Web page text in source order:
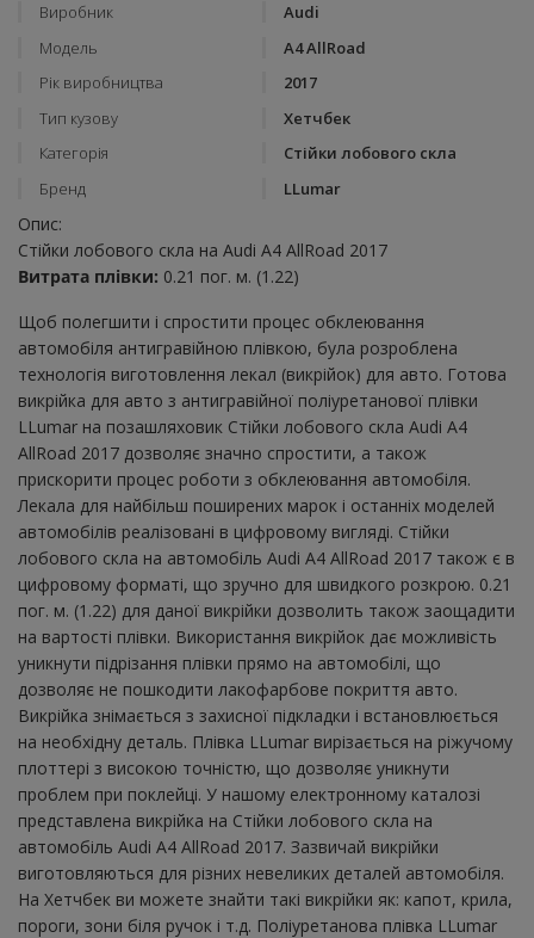
Виробник
Audi
Модель
A4 AllRoad
Рік виробництва
2017
Тип кузову
Хетчбек
Категорія
Стійки лобового скла
Бренд
LLumar
Опис:
Стійки лобового скла на Audi A4 AllRoad 2017
Витрата плівки: 0.21 пог. м. (1.22)
Щоб полегшити і спростити процес обклеювання
автомобіля антигравійною плівкою, була розроблена
технологія виготовлення лекал (викрійок) для авто. Готова
викрійка для авто з антигравійної поліуретанової плівки
LLumar на позашляховик Стійки лобового скла Audi A4
AllRoad 2017 дозволяє значно спростити, а також
прискорити процес роботи з обклеювання автомобіля.
Лекала для найбільш поширених марок і останніх моделей
автомобілів реалізовані в цифровому вигляді. Стійки
лобового скла на автомобіль Audi A4 AllRoad 2017 також є в
цифровому форматі, що зручно для швидкого розкрою. 0.21
пог. м. (1.22) для даної викрійки дозволить також заощадити
на вартості плівки. Використання викрійок дає можливість
уникнути підрізання плівки прямо на автомобілі, що
дозволяє не пошкодити лакофарбове покриття авто.
Викрійка знімається з захисної підкладки і встановлюється
на необхідну деталь. Плівка LLumar вирізається на ріжучому
плоттері з високою точністю, що дозволяє уникнути
проблем при поклейці. У нашому електронному каталозі
представлена ​​викрійка на Стійки лобового скла на
автомобіль Audi A4 AllRoad 2017. Зазвичай викрійки
виготовляються для різних невеликих деталей автомобіля.
На Хетчбек ви можете знайти такі викрійки як: капот, крила,
пороги, зони біля ручок і т.д. Поліуретанова плівка LLumar